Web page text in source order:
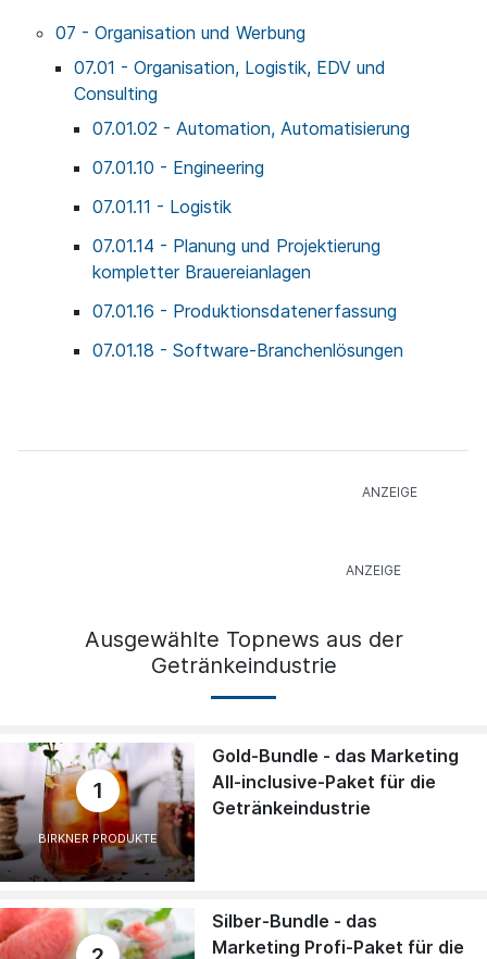
07 - Organisation und Werbung
07.01 - Organisation, Logistik, EDV und
Consulting
07.01.02 - Automation, Automatisierung
07.01.10 - Engineering
07.01.11 - Logistik
07.01.14 - Planung und Projektierung
kompletter Brauereianlagen
07.01.16 - Produktionsdatenerfassung
07.01.18 - Software-Branchenlösungen
Ausgewählte Topnews aus der
Getränkeindustrie
1
BIRKNER PRODUKTE
Gold-Bundle - das Marketing
All-inclusive-Paket für die
Getränkeindustrie
Silber-Bundle - das
Marketing Profi-Paket für die